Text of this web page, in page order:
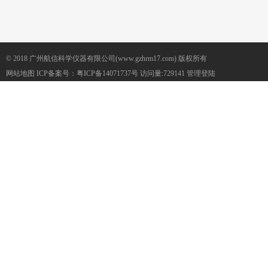
© 2018 广州航信科学仪器有限公司(www.gzhrm17.com) 版权所有
网站地图 ICP备案号： 粤ICP备14071737号 访问量:729141 管理登陆